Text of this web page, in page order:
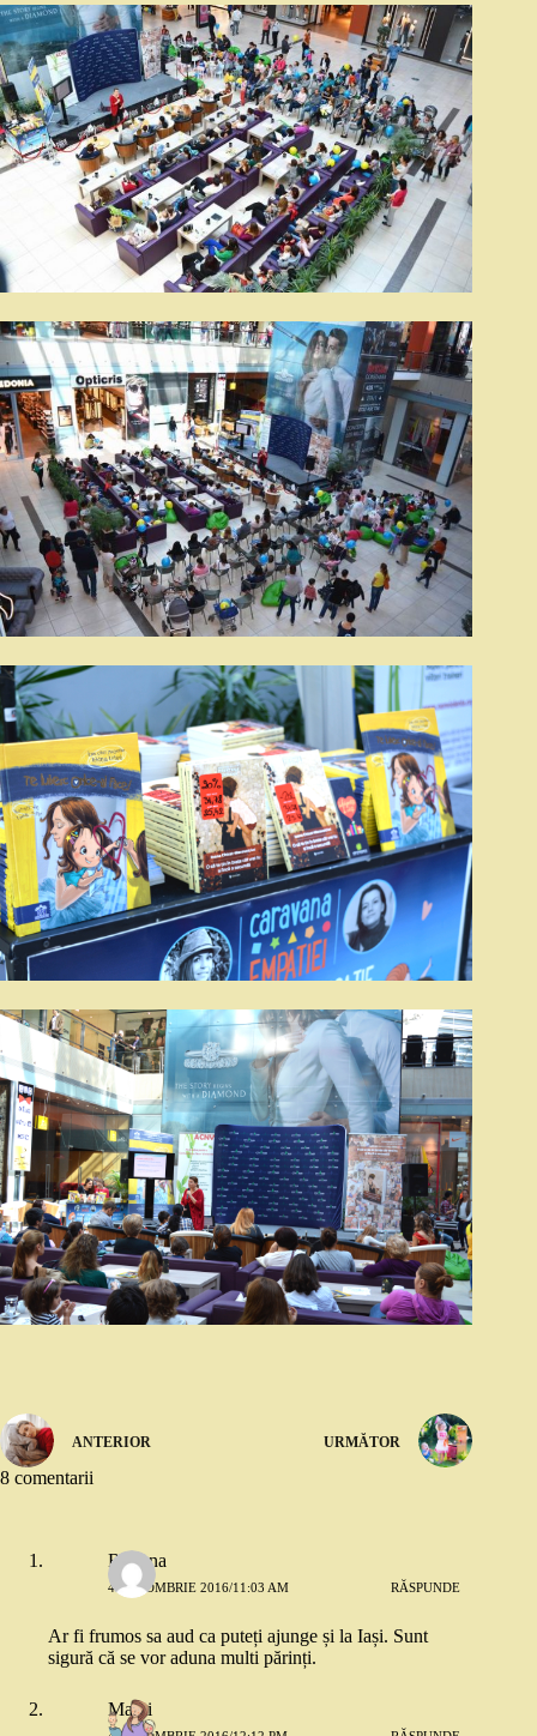
ANTERIOR URMĂTOR
8 comentarii
Roxana
4 OCTOMBRIE 2016/11:03 AM RĂSPUNDE
Ar fi frumos sa aud ca puteți ajunge și la Iași. Sunt
sigură că se vor aduna multi părinți.
Mami